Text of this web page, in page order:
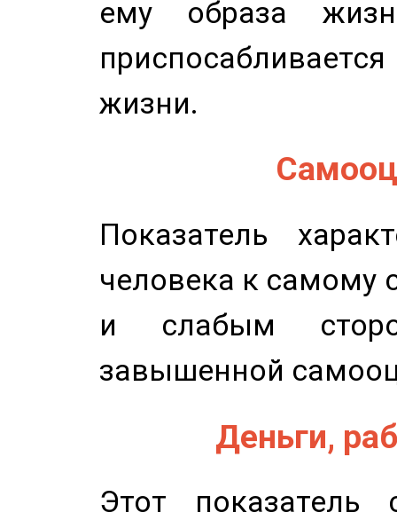
ему образа
жизни.
Показатель
человека к самому
и слабым
завышенной
Деньги,
Этот показатель